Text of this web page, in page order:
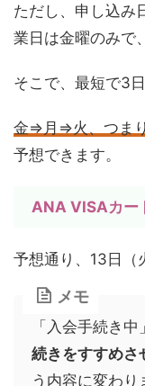
ただし、申し込み
業日は金曜のみで
そこで、最短で3
金⇒月⇒火、つま
予想できます。
ANA VISAカー
予想通り、13日（
メモ
「入会手続き
続きをすすめさ
う内容に変わり